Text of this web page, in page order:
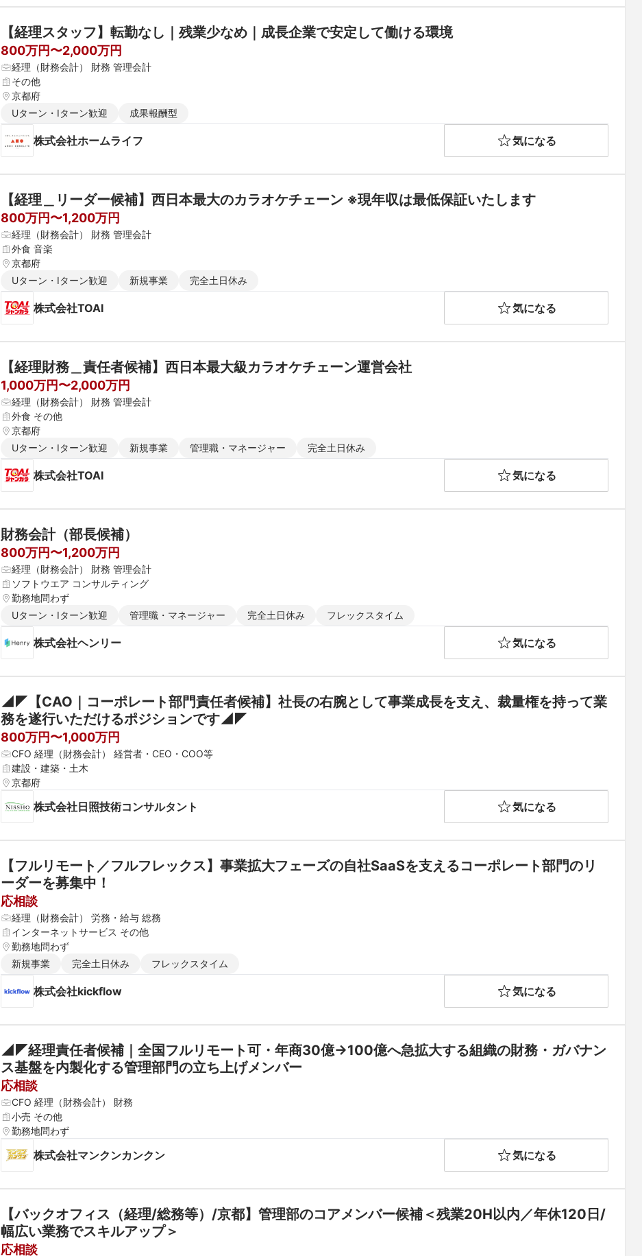
【経理スタッフ】転勤なし｜残業少なめ｜成長企業で安定して働ける環境
800万円〜2,000万円
経理（財務会計） 財務 管理会計
その他
京都府
Uターン・Iターン歓迎
成果報酬型
株式会社ホームライフ 気になる
【経理＿リーダー候補】西日本最大のカラオケチェーン ※現年収は最低保証いたします
800万円〜1,200万円
経理（財務会計） 財務 管理会計
外食 音楽
京都府
Uターン・Iターン歓迎
新規事業 完全土日休み
株式会社TOAI 気になる
【経理財務＿責任者候補】西日本最大級カラオケチェーン運営会社
1,000万円〜2,000万円
経理（財務会計） 財務 管理会計
外食 その他
京都府
Uターン・Iターン歓迎
新規事業 管理職・マネージャー 完全土日休み
株式会社TOAI 気になる
財務会計（部長候補）
800万円〜1,200万円
経理（財務会計） 財務 管理会計
ソフトウエア コンサルティング
勤務地問わず
Uターン・Iターン歓迎
管理職・マネージャー 完全土日休み フレックスタイム
株式会社ヘンリー 気になる
◢◤【CAO｜コーポレート部門責任者候補】社長の右腕として事業成長を支え、裁量権を持って業
務を遂行いただけるポジションです◢◤
800万円〜1,000万円
CFO 経理（財務会計） 経営者・CEO・COO等
建設・建築・土木
京都府
株式会社日照技術コンサルタント 気になる
【フルリモート／フルフレックス】事業拡大フェーズの自社SaaSを支えるコーポレート部門のリ
ーダーを募集中！
応相談
経理（財務会計） 労務・給与 総務
インターネットサービス その他
勤務地問わず
新規事業
完全土日休み フレックスタイム
株式会社kickflow 気になる
◢◤経理責任者候補｜全国フルリモート可・年商30億→100億へ急拡大する組織の財務・ガバナン
ス基盤を内製化する管理部門の立ち上げメンバー
応相談
CFO 経理（財務会計） 財務
小売 その他
勤務地問わず
株式会社マンクンカンクン 気になる
【バックオフィス（経理/総務等）/京都】管理部のコアメンバー候補＜残業20H以内／年休120日/
幅広い業務でスキルアップ＞
応相談